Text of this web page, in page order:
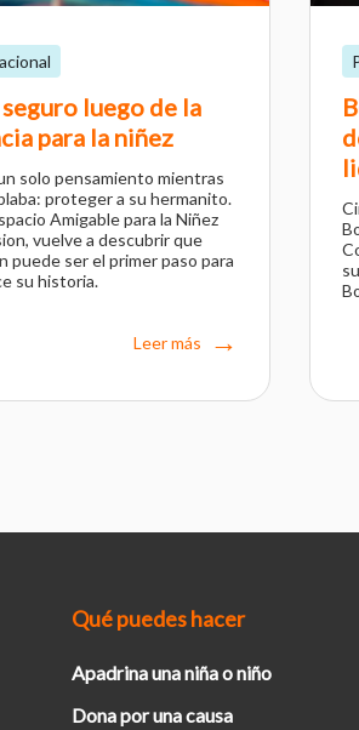
luego de la
para la niñez
solo pensamiento mientras
proteger a su hermanito.
Amigable para la Niñez
vuelve a descubrir que
puede ser el primer paso para
su historia.
Leer más
Qué puedes hacer
Apadrina una niña o niño
Dona por una causa